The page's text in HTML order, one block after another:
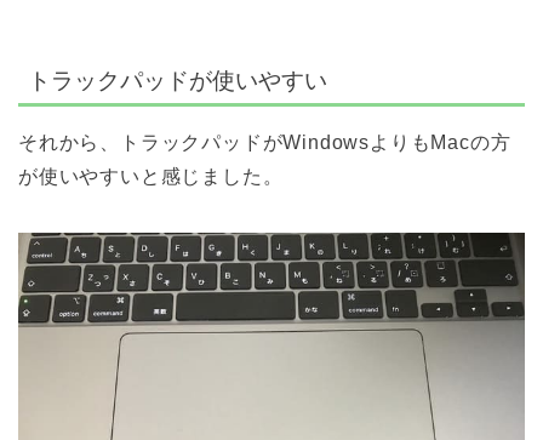
トラックパッドが使いやすい
それから、トラックパッドがWindowsよりもMacの方
が使いやすいと感じました。